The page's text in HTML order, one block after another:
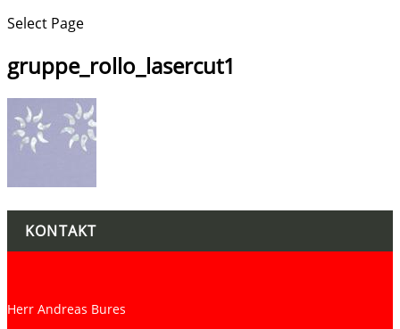
Select Page
gruppe_rollo_lasercut1
KONTAKT
Herr Andreas Bures